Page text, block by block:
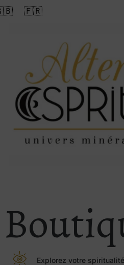
🇫🇷
Explorez votre spiritualité